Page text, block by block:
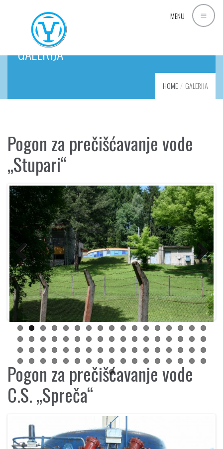
MENU
GALERIJA
HOME GALERIJA
Pogon za prečišćavanje vode
„Stupari“
Previous Next
Pogon za prečišćavanje vode
C.S. „Spreča“